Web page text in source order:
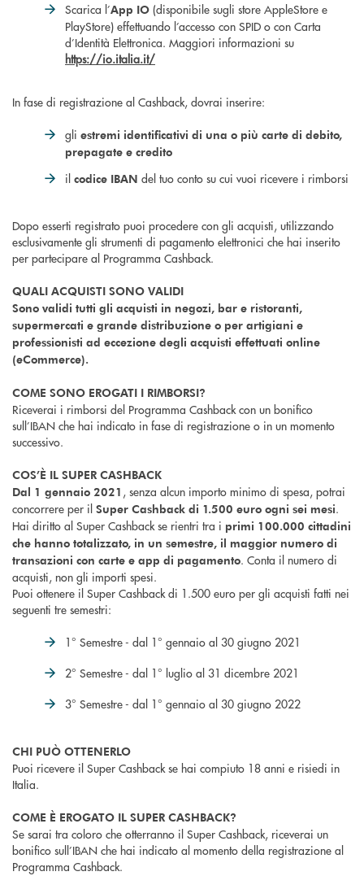
Scarica l’App IO (disponibile sugli store AppleStore e
PlayStore) effettuando l’accesso con SPID o con Carta
d’Identità Elettronica. Maggiori informazioni su
https://io.italia.it/
In fase di registrazione al Cashback, dovrai inserire:
gli estremi identificativi di una o più carte di debito,
prepagate e credito
il codice IBAN del tuo conto su cui vuoi ricevere i rimborsi
Dopo esserti registrato puoi procedere con gli acquisti, utilizzando
esclusivamente gli strumenti di pagamento elettronici che hai inserito
per partecipare al Programma Cashback.
QUALI ACQUISTI SONO VALIDI
Sono validi tutti gli acquisti in negozi, bar e ristoranti,
supermercati e grande distribuzione o per artigiani e
professionisti ad eccezione degli acquisti effettuati online
(eCommerce).
COME SONO EROGATI I RIMBORSI?
Riceverai i rimborsi del Programma Cashback con un bonifico
sull’IBAN che hai indicato in fase di registrazione o in un momento
successivo.
COS’È IL SUPER CASHBACK
Dal 1 gennaio 2021 , senza alcun importo minimo di spesa, potrai
concorrere per il Super Cashback di 1.500 euro ogni sei mesi.
Hai diritto al Super Cashback se rientri tra i primi 100.000 cittadini
che hanno totalizzato, in un semestre, il maggior numero di
transazioni con carte e app di pagamento. Conta il numero di
acquisti, non gli importi spesi.
Puoi ottenere il Super Cashback di 1.500 euro per gli acquisti fatti nei
seguenti tre semestri:
1° Semestre - dal 1° gennaio al 30 giugno 2021
2° Semestre - dal 1° luglio al 31 dicembre 2021
3° Semestre - dal 1° gennaio al 30 giugno 2022
CHI PUÒ OTTENERLO
Puoi ricevere il Super Cashback se hai compiuto 18 anni e risiedi in
Italia.
COME È EROGATO IL SUPER CASHBACK?
Se sarai tra coloro che otterranno il Super Cashback, riceverai un
bonifico sull’IBAN che hai indicato al momento della registrazione al
Programma Cashback.